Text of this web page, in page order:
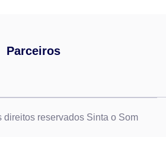
Parceiros
direitos reservados Sinta o Som